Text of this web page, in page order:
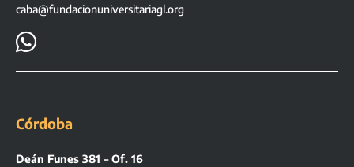
caba@fundacionuniversitariagl.org

Córdoba
Deán Funes 381 – Of. 16